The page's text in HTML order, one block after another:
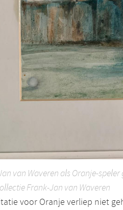
van Waveren als Oranje-
Frank-Jan van Waveren
voor Oranje verliep niet